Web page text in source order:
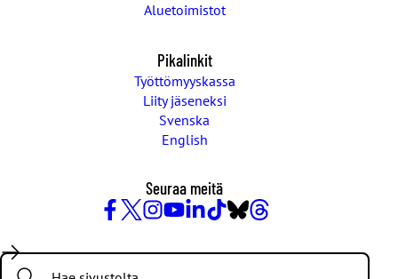
Aluetoimistot
Pikalinkit
Työttömyyskassa
Liity jäseneksi
Svenska
English
Seuraa meitä
/
Twitter
Search: